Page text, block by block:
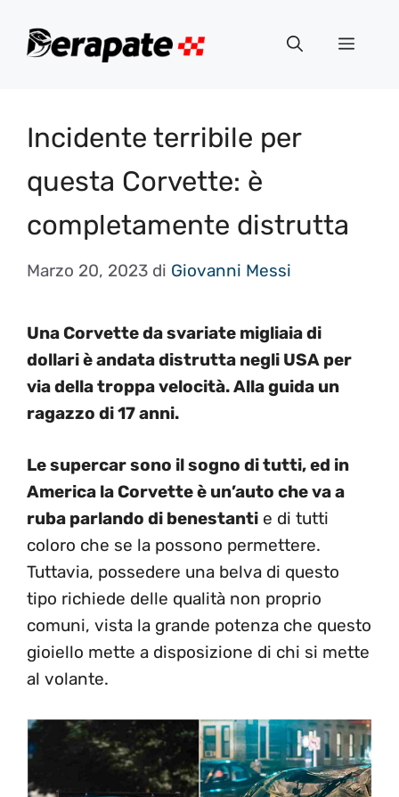
Menu
Incidente terribile per
questa Corvette: è
completamente distrutta
Marzo 20, 2023 di Giovanni Messi
Una Corvette da svariate migliaia di
dollari è andata distrutta negli USA per
via della troppa velocità. Alla guida un
ragazzo di 17 anni.
Le supercar sono il sogno di tutti, ed in
America la Corvette è un’auto che va a
ruba parlando di benestanti e di tutti
coloro che se la possono permettere.
Tuttavia, possedere una belva di questo
tipo richiede delle qualità non proprio
comuni, vista la grande potenza che questo
gioiello mette a disposizione di chi si mette
al volante.